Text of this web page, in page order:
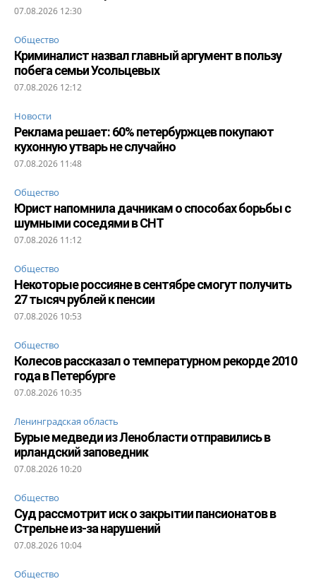
07.08.2026 12:30
Общество
Криминалист назвал главный аргумент в пользу
побега семьи Усольцевых
07.08.2026 12:12
Новости
Реклама решает: 60% петербуржцев покупают
кухонную утварь не случайно
07.08.2026 11:48
Общество
Юрист напомнила дачникам о способах борьбы с
шумными соседями в СНТ
07.08.2026 11:12
Общество
Некоторые россияне в сентябре смогут получить
27 тысяч рублей к пенсии
07.08.2026 10:53
Общество
Колесов рассказал о температурном рекорде 2010
года в Петербурге
07.08.2026 10:35
Ленинградская область
Бурые медведи из Ленобласти отправились в
ирландский заповедник
07.08.2026 10:20
Общество
Суд рассмотрит иск о закрытии пансионатов в
Стрельне из-за нарушений
07.08.2026 10:04
Общество